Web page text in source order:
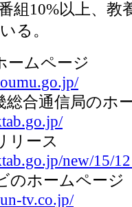
組10%以上、教
る。
ームページ
総合通信局のホ
リース
new/15/
のホームページ
tv.co.jp/